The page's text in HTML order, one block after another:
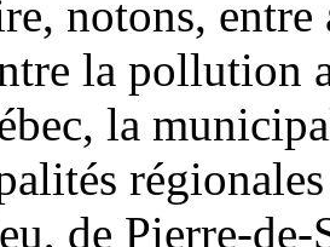
notons, entre
la pollution
la
de Pierre-de-